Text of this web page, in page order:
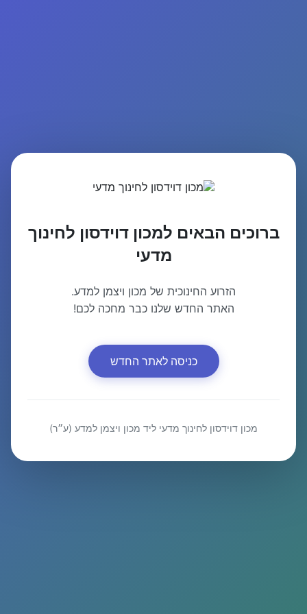
ברוכים הבאים למכון דוידסון לחינוך
מדעי
הזרוע החינוכית של מכון ויצמן למדע.
האתר החדש שלנו כבר מחכה לכם!
כניסה לאתר החדש
מכון דוידסון לחינוך מדעי ליד מכון ויצמן למדע (ע״ר)